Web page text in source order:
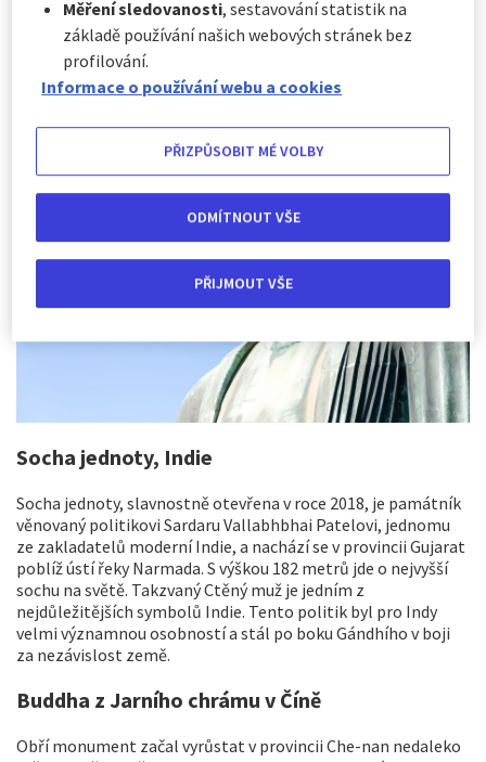
sochy stáli, museli jste žasnout nad kreativitou a lidskou
schopností přivést tak velká díla k životu. Tyto obrovské
sochy nejsou jen projevy umění, ale také symboly kultury
a historie.
Socha jednoty, Indie
Socha jednoty, slavnostně otevřena v roce 2018, je památník
věnovaný politikovi Sardaru Vallabhbhai Patelovi, jednomu
ze zakladatelů moderní Indie, a nachází se v provincii Gujarat
poblíž ústí řeky Narmada. S výškou 182 metrů jde o nejvyšší
sochu na světě. Takzvaný Ctěný muž je jedním z
nejdůležitějších symbolů Indie. Tento politik byl pro Indy
velmi významnou osobností a stál po boku Gándhího v boji
za nezávislost země.
Buddha z Jarního chrámu v Číně
Obří monument začal vyrůstat v provincii Che-nan nedaleko
Měření sledovanosti, sestavování statistik na
základě používání našich webových stránek bez
profilování.
Informace o používání webu a cookies
PŘIZPŮSOBIT MÉ VOLBY
ODMÍTNOUT VŠE
PŘIJMOUT VŠE